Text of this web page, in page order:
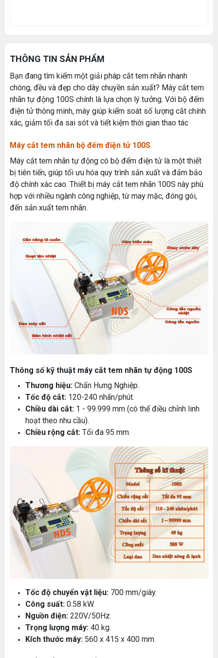
THÔNG TIN SẢN PHẨM
Bạn đang tìm kiếm một giải pháp cắt tem nhãn nhanh
chóng, đều và đẹp cho dây chuyền sản xuất? Máy cắt tem
nhãn tự động 100S chính là lựa chọn lý tưởng. Với bộ đếm
điện tử thông minh, máy giúp kiểm soát số lượng cắt chính
xác, giảm tối đa sai sót và tiết kiệm thời gian thao tác
Máy cắt tem nhãn bộ đếm điện tử 100S
Máy cắt tem nhãn tự động có bộ đếm điện tử là một thiết
bị tiên tiến, giúp tối ưu hóa quy trình sản xuất và đảm bảo
độ chính xác cao. Thiết bị máy cắt tem nhãn 100S này phù
hợp với nhiều ngành công nghiệp, từ may mặc, đóng gói,
đến sản xuất tem nhãn.
Thông số kỹ thuật máy cắt tem nhãn tự động 100S
Thương hiệu: Chấn Hưng Nghiệp.
Tốc độ cắt: 120-240 nhãn/phút.
Chiều dài cắt: 1 - 99.999 mm (có thể điều chỉnh linh
hoạt theo nhu cầu).
Chiều rộng cắt: Tối đa 95 mm.
Tốc độ chuyển vật liệu: 700 mm/giây.
Công suất: 0.58 kW.
Nguồn điện: 220V/50Hz.
Trọng lượng máy: 40 kg.
Kích thước máy: 560 x 415 x 400 mm.